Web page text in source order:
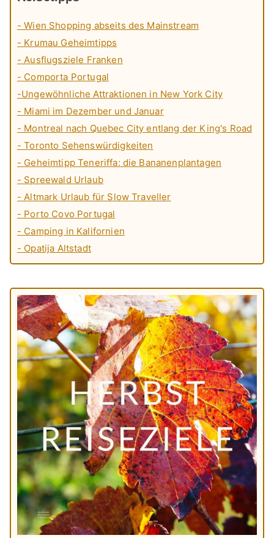
- Wien Shopping abseits des Mainstream
- Krumau Geheimtipps
- Ausflugsziele Franken
- Comporta Portugal
-Ungewöhnliche Attraktionen in New York City
- Miami im Dezember und Januar
- Montreal nach Quebec City entlang der King's Road
- Toronto Sehenswürdigkeiten
- Geheimtipp Teneriffa: die Bananenplantagen
- Spreewald Urlaub
- Altmark Urlaub für Slow Traveller
- Porto Covo Portugal
- Camping in Kalifornien
- Opatija Altstadt